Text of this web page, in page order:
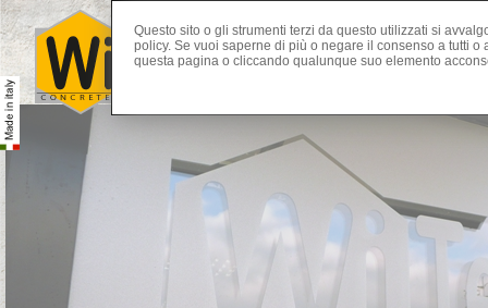
Questo sito o gli strumenti terzi da questo utilizzati si
policy. Se vuoi saperne di più o negare il consenso a tutti
questa pagina o cliccando qualunque suo elemento